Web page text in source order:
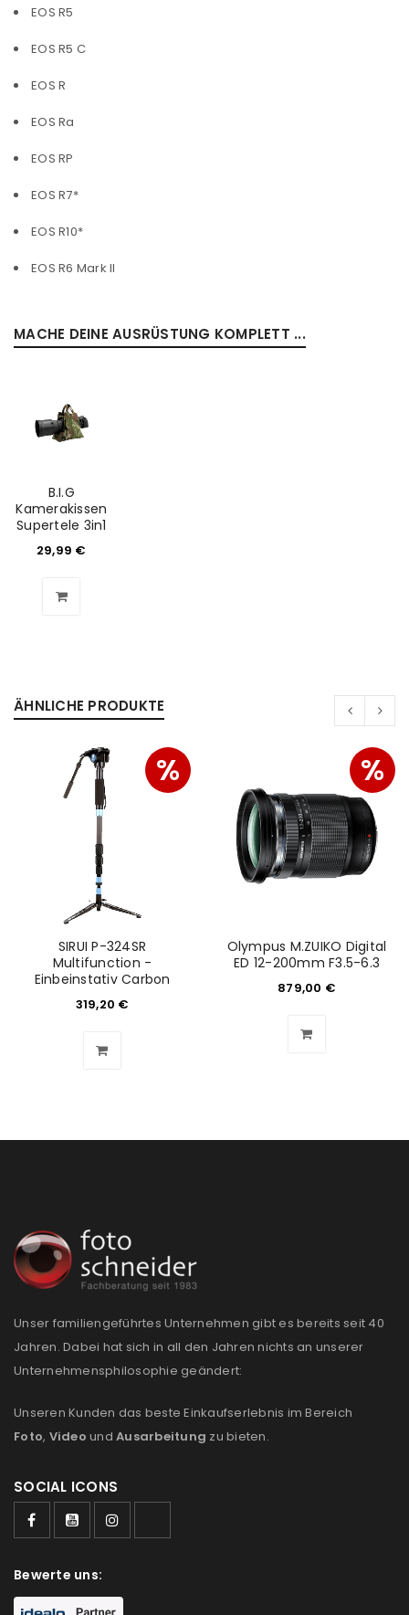
EOS R5
EOS R5 C
EOS R
EOS Ra
EOS RP
EOS R7*
EOS R10*
EOS R6 Mark II
MACHE DEINE AUSRÜSTUNG KOMPLETT ...
B.I.G
Kamerakissen
Supertele 3in1
29,99 €
ÄHNLICHE PRODUKTE
%
SIRUI P-324SR
Multifunction -
Einbeinstativ Carbon
319,20 €
%
Olympus M.ZUIKO Digital
ED 12-200mm F3.5-6.3
879,00 €
Unser familiengeführtes Unternehmen gibt es bereits seit 40
Jahren. Dabei hat sich in all den Jahren nichts an unserer
Unternehmensphilosophie geändert:
Unseren Kunden das beste Einkaufserlebnis im Bereich
Foto, Video und Ausarbeitung zu bieten.
SOCIAL ICONS
Bewerte uns: